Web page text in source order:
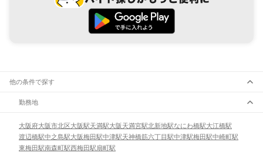
他の条件で探す
勤務地
大阪府大阪市北区大阪駅天満駅大阪天満宮駅北新地駅なにわ橋駅大江橋駅
渡辺橋駅中之島駅大阪梅田駅中津駅天神橋筋六丁目駅中津駅梅田駅中崎町駅
東梅田駅南森町駅西梅田駅扇町駅